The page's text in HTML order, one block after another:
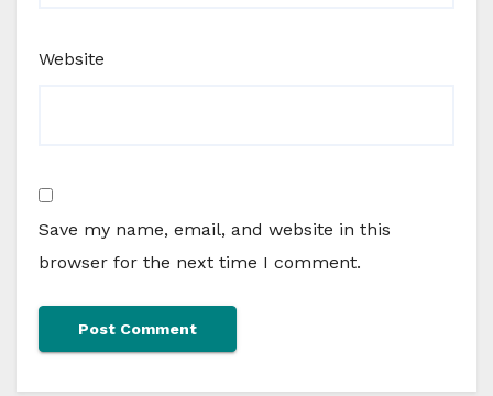
Website
Save my name, email, and website in this
browser for the next time I comment.